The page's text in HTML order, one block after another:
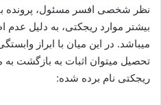
نظر شخصی افسر مسئول، پرونده
بیشتر موارد ریجکتی، به دلیل
میباشد. در این میان با ابراز
تحصیل میتوان اثبات به بازگشت به
ریجکتی نام برده شده: